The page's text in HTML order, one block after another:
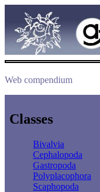
Web compendium
Classes
Bivalvia
Cephalopoda
Gastropoda
Polyplacophora
Scaphopoda